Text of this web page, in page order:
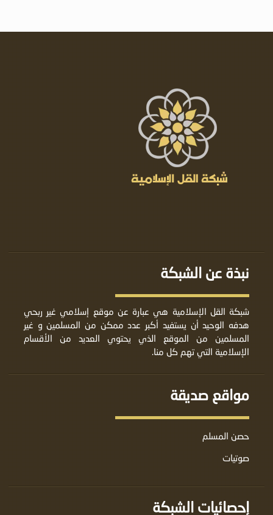
نبذة عن الشبكة
شبكة القل الإسلامية هي عبارة عن موقع إسلامي غير ربحي
هدفه الوحيد أن يستفيد أكبر عدد ممكن من المسلمين و غير
المسلمين من الموقع الذي يحتوي العديد من الأقسام
الإسلامية التي تهم كل منا.
مواقع صديقة
حصن المسلم
صوتيات
إحصائيات الشبكة